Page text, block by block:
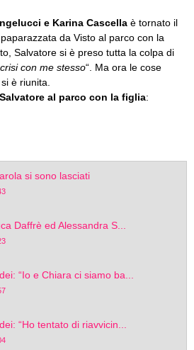
e Karina Cascella è tornato il
da Visto al parco con la
Salvatore si è preso tutta la colpa di
con me stesso“. Ma ora le cose
è riunita.
al parco con la figlia:
si sono lasciati
Daffrè ed Alessandra S...
“Io e Chiara ci siamo ba...
“Ho tentato di riavvicin...